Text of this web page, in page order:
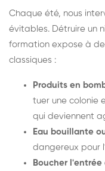
Chaque été, nous
évitables. Détruire un
formation expose à
classiques :
Produits en
tuer une colonie
qui deviennent
Eau bouillante
dangereux pour
Boucher l'entrée